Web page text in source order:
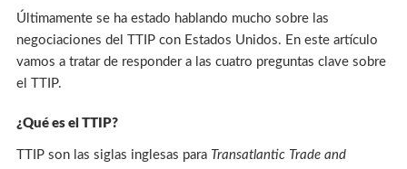
Últimamente se ha estado hablando mucho sobre las
negociaciones del TTIP con Estados Unidos. En este artículo
vamos a tratar de responder a las cuatro preguntas clave sobre
el TTIP.
¿Qué es el TTIP?
TTIP son las siglas inglesas para Transatlantic Trade and